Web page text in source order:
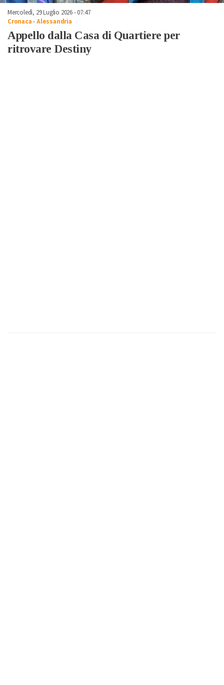
Mercoledì, 29 Luglio 2026 - 07:47
Cronaca-Alessandria
Appello dalla Casa di Quartiere per
ritrovare Destiny